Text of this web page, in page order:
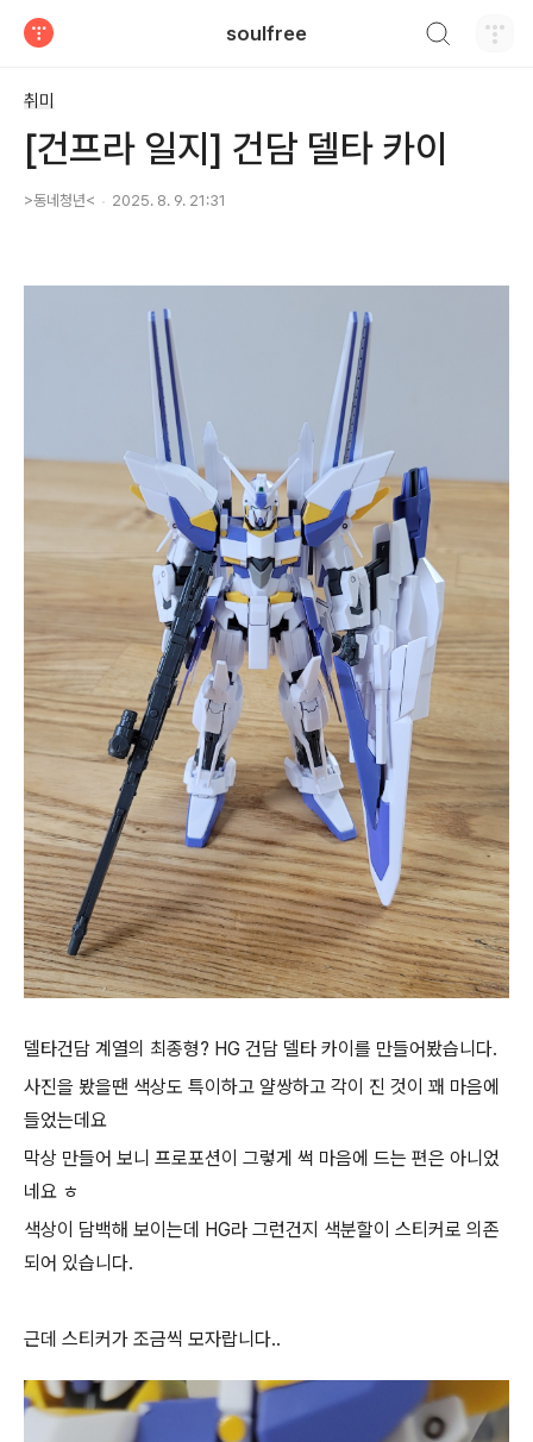
soulfree
취미
[건프라 일지] 건담 델타 카이
>동네청년< 2025. 8. 9. 21:31
델타건담 계열의 최종형? HG 건담 델타 카이를 만들어봤습니다.
사진을 봤을땐 색상도 특이하고 얄쌍하고 각이 진 것이 꽤 마음에
들었는데요
막상 만들어 보니 프로포션이 그렇게 썩 마음에 드는 편은 아니었
네요 ㅎ
색상이 담백해 보이는데 HG라 그런건지 색분할이 스티커로 의존
되어 있습니다.
근데 스티커가 조금씩 모자랍니다..